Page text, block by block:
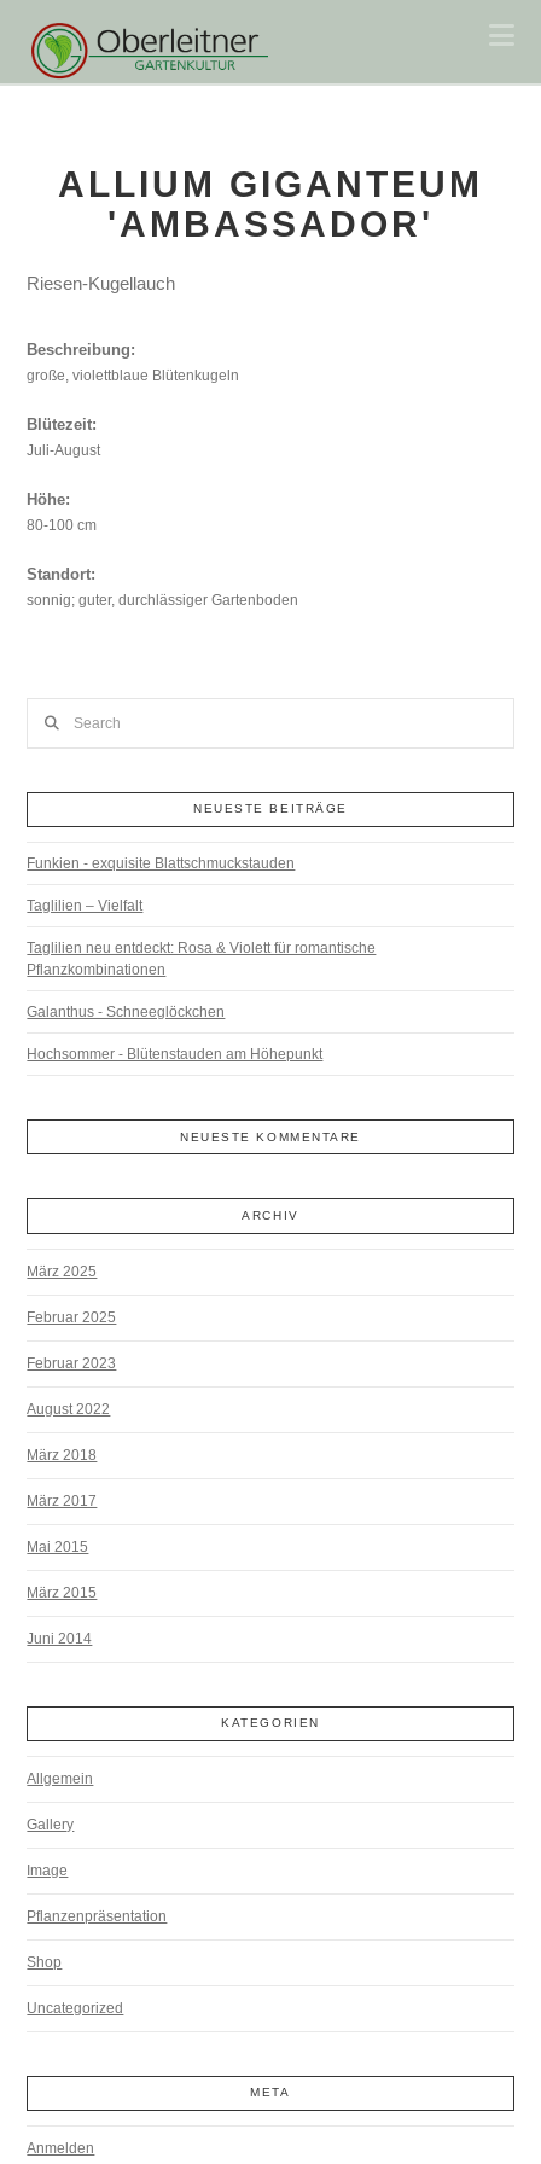
ALLIUM GIGANTEUM
'AMBASSADOR'
Riesen-Kugellauch
Beschreibung:
große, violettblaue Blütenkugeln
Blütezeit:
Juli-August
Höhe:
80-100 cm
Standort:
sonnig; guter, durchlässiger Gartenboden
NEUESTE BEITRÄGE
Funkien - exquisite Blattschmuckstauden
Taglilien – Vielfalt
Taglilien neu entdeckt: Rosa & Violett für romantische
Pflanzkombinationen
Galanthus - Schneeglöckchen
Hochsommer - Blütenstauden am Höhepunkt
NEUESTE KOMMENTARE
ARCHIV
März 2025
Februar 2025
Februar 2023
August 2022
März 2018
März 2017
Mai 2015
März 2015
Juni 2014
KATEGORIEN
Allgemein
Gallery
Image
Pflanzenpräsentation
Shop
Uncategorized
META
Anmelden